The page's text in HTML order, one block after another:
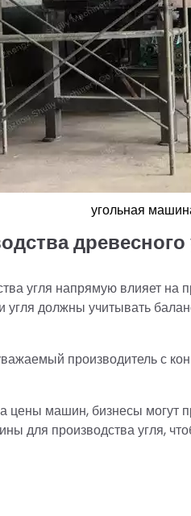
угольная
угля напрямую влияет на
угля должны учитывать
производитель с
машин, бизнесы могут
для производства угля,